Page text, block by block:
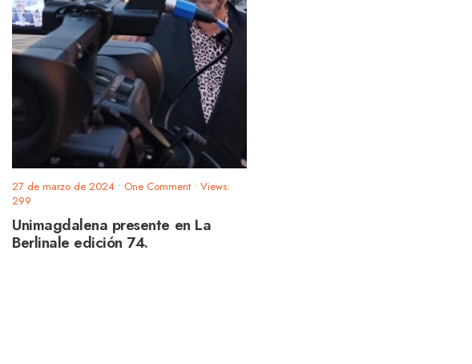
27 de marzo de 2024 • One Comment • Views:
299
Unimagdalena presente en La
Berlinale edición 74.